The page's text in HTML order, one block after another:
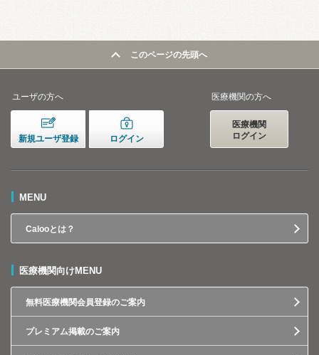
このページの先頭へ
ユーザの方へ
新規ユーザ登録 ログイン
医療機関の方へ
医療機関
ログイン
MENU
Calooとは？
医療機関向けMENU
無料医療機関会員登録のご案内
プレミアム掲載のご案内